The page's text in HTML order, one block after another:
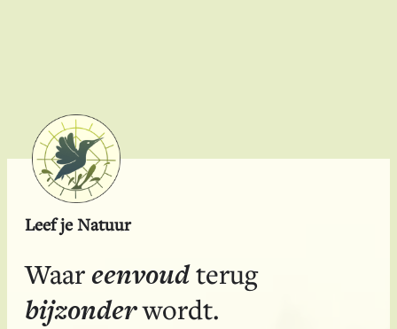
Leef je Natuur
Waar eenvoudterug
bijzonderwordt.